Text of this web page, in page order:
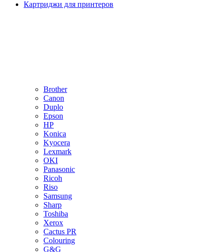
Картриджи для принтеров
Brother
Canon
Duplo
Epson
HP
Konica
Kyocera
Lexmark
OKI
Panasonic
Ricoh
Riso
Samsung
Sharp
Toshiba
Xerox
Cactus PR
Colouring
G&G